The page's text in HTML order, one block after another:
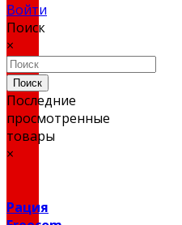
Войти
Поиск
×
Поиск
Последние
просмотренные
товары
×
Рация